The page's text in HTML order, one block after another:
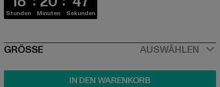
Stunden Minuten Sekunden
SIZE
GRÖSSE AUSWÄHLEN
IN DEN WARENKORB